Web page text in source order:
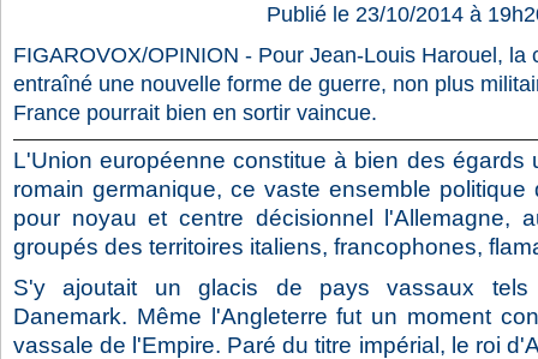
Publié le 23/10/2014 à
FIGAROVOX/OPINION - Pour Jean-Louis Harouel, la
entraîné une nouvelle forme de guerre, non plus
France pourrait bien en sortir vaincue.
L'Union européenne constitue à bien des égards
romain germanique, ce vaste ensemble
pour noyau et centre décisionnel l'Allemagne,
groupés des territoires italiens, francophones,
S'y ajoutait un glacis de pays vassaux tels
Danemark. Même l'Angleterre fut un moment
vassale de l'Empire. Paré du titre impérial, le roi